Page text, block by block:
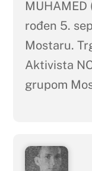
MUHAMED
rođen 5.
Mostaru.
Aktivista
grupom